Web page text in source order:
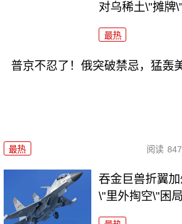
对乌稀土\"摊牌\"
最热
普京不忍了！俄突破禁忌，猛轰
最热 阅读
吞金巨兽折翼
\"里外掏空\"困局